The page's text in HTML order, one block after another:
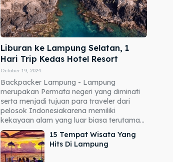
Liburan ke Lampung Selatan, 1
Hari Trip Kedas Hotel Resort
October 19, 2024
Backpacker Lampung - Lampung
merupakan Permata negeri yang diminati
serta menjadi tujuan para traveler dari
pelosok Indonesiakarena memiliki
kekayaan alam yang luar biasa terutama...
15 Tempat Wisata Yang
Hits Di Lampung